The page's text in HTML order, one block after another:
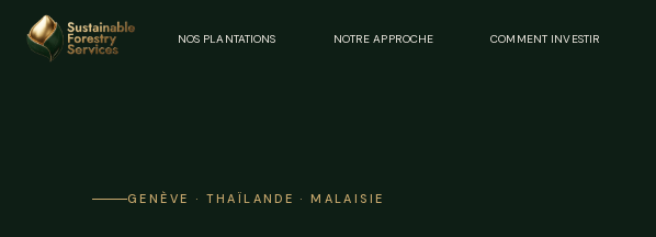
NOS PLANTATIONS NOTRE APPROCHE COMMENT INVESTIR
GENÈVE · THAÏLANDE · MALAISIE